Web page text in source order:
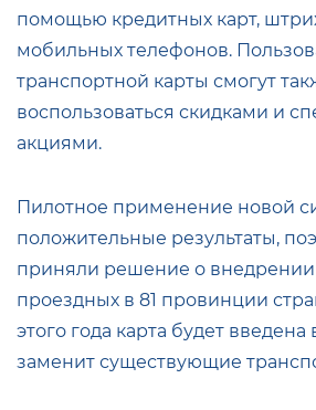
помощью кредитных карт,
мобильных телефонов.
транспортной карты смогут
воспользоваться скидками и
акциями.
Пилотное применение новой
положительные результаты,
приняли решение о
проездных в 81 провинции
этого года карта будет введена
заменит существующие